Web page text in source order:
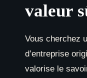
valeur
Vous cherchez
d’entreprise
valorise le